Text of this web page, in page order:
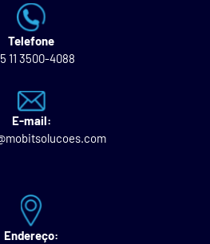
Telefone
11 3500-4088
E-mail:
Endereço: